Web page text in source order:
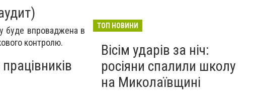
буде впроваджена в
контролю.
ТОП НОВИНИ
Вісім ударів за ніч:
росіяни спалили школу
на Миколаївщині